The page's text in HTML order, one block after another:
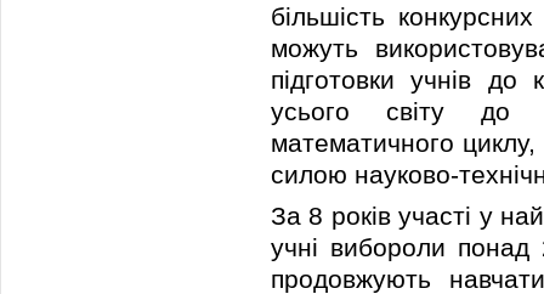
більшість
можуть
підготовки учнів до
усього світу до
математичного
силою науково-
За 8 років участі у
учні вибороли понад
продовжують